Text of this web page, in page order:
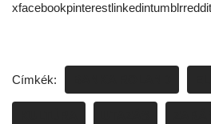
xfacebookpinterestlinkedintumblrreddit
Címkék: